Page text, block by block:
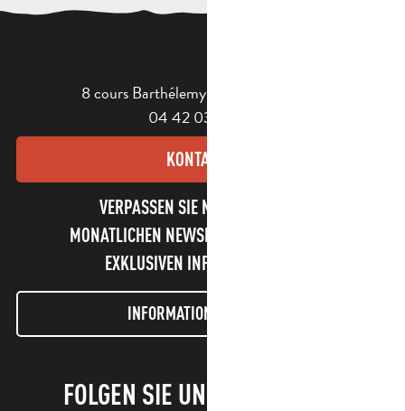
8 cours Barthélemy - 13400 Aubagne
04 42 03 49 98
KONTAKT
VERPASSEN SIE NICHT UNSEREN
MONATLICHEN NEWSLETTER UND UNSERE
EXKLUSIVEN INFORMATIONEN!
INFORMATIONEN LETTER
FOLGEN SIE UNS!